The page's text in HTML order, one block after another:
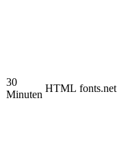
30
Minuten
HTML fonts.net